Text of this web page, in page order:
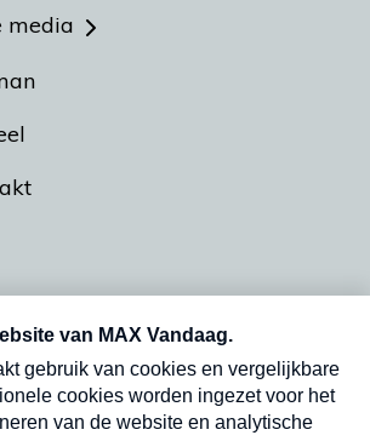
media
abonnement op onze
vrijdag- en dinsdagochtend in
Verzend